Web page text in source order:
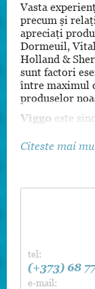
Vasta
precum şi
apreciaţi
Dormeuil,
Holland &
sunt factori
între maximul
produselor
Viggo este
inovator ce
Mai multe
Citeste mai
tel:
(+373) 68
e-mail: